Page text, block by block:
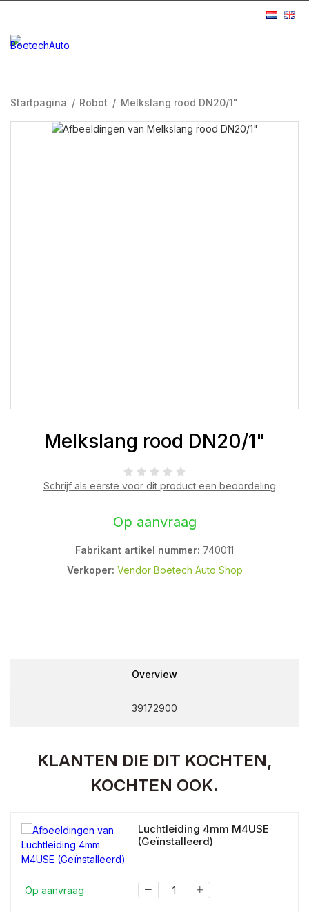
Startpagina / Robot / Melkslang rood DN20/1"
Melkslang rood DN20/1"
Schrijf als eerste voor dit product een beoordeling
Op aanvraag
Fabrikant artikel nummer: 740011
Verkoper: Vendor Boetech Auto Shop
Overview
39172900
KLANTEN DIE DIT KOCHTEN,
KOCHTEN OOK.
Op aanvraag
Luchtleiding 4mm M4USE
(Geïnstalleerd)